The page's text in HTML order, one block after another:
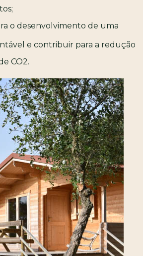
o desenvolvimento de uma
e contribuir para a redução
CO2.